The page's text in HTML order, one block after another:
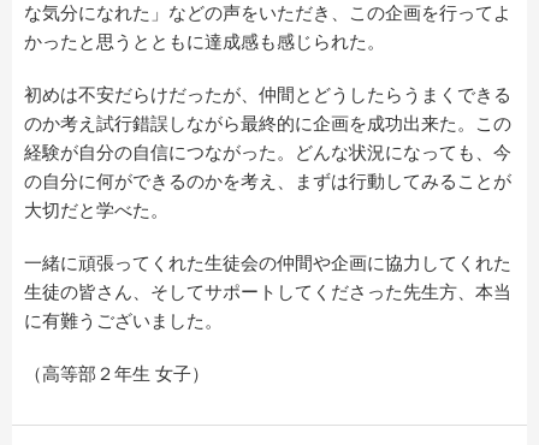
な気分になれた」などの声をいただき、この企画を行ってよ
かったと思うとともに達成感も感じられた。
初めは不安だらけだったが、仲間とどうしたらうまくできる
のか考え試行錯誤しながら最終的に企画を成功出来た。この
経験が自分の自信につながった。どんな状況になっても、今
の自分に何ができるのかを考え、まずは行動してみることが
大切だと学べた。
一緒に頑張ってくれた生徒会の仲間や企画に協力してくれた
生徒の皆さん、そしてサポートしてくださった先生方、本当
に有難うございました。
（高等部２年生 女子）